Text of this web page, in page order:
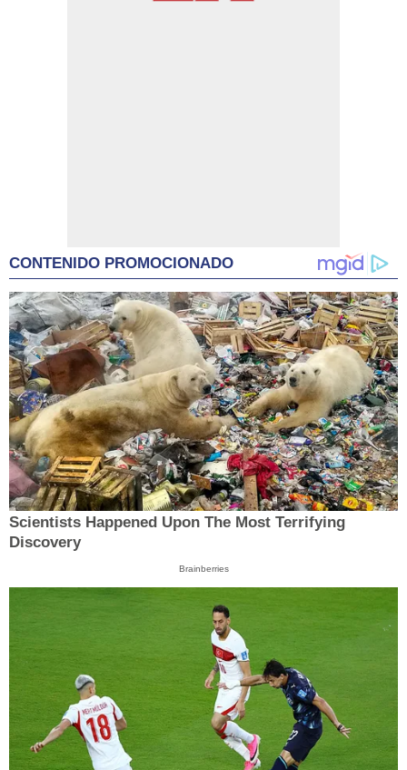
CONTENIDO PROMOCIONADO
Scientists Happened Upon The Most Terrifying
Discovery
Brainberries